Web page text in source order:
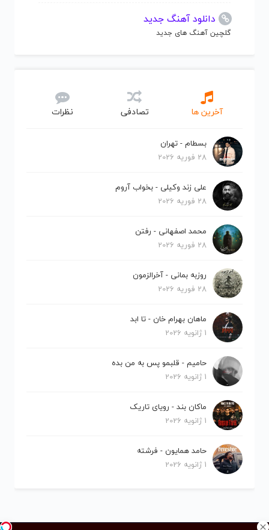
دانلود آهنگ جدید
گلچین آهنگ های جدید
آخرین ها تصادفی نظرات
بسطام - تهران
28 فوریه 2026
علی زند وکیلی - بخواب آروم
28 فوریه 2026
محمد اصفهانی - رفتن
28 فوریه 2026
روزبه بمانی - آخرالزمون
28 فوریه 2026
ماهان بهرام خان - تا ابد
1 ژانویه 2026
حامیم - قلبمو پس به من بده
1 ژانویه 2026
ماکان بند - رویای تاریک
1 ژانویه 2026
حامد همایون - فرشته
1 ژانویه 2026